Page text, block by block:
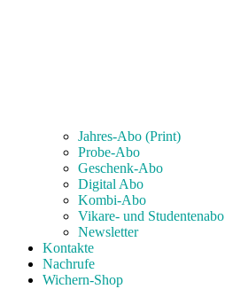
Jahres-Abo (Print)
Probe-Abo
Geschenk-Abo
Digital Abo
Kombi-Abo
Vikare- und Studentenabo
Newsletter
Kontakte
Nachrufe
Wichern-Shop